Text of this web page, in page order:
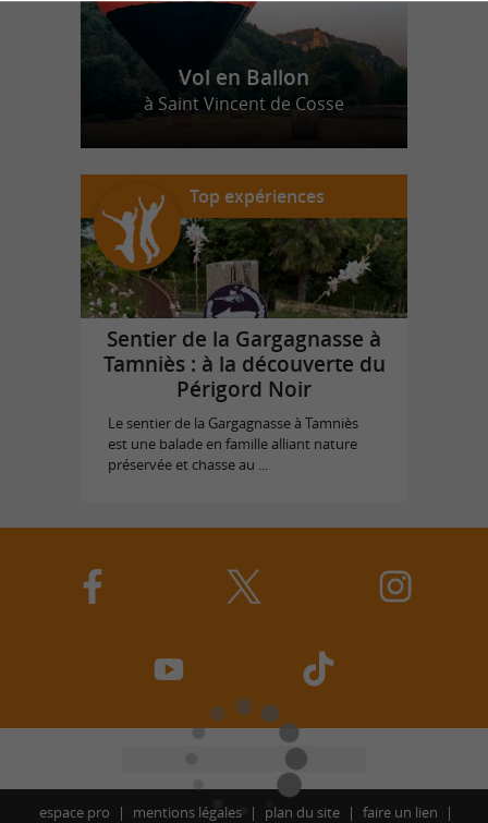
Vol en Ballon
à Saint Vincent de Cosse
Top expériences
Sentier de la Gargagnasse à
Tamniès : à la découverte du
Périgord Noir
Le sentier de la Gargagnasse à Tamniès
est une balade en famille alliant nature
préservée et chasse au ...
espace pro mentions légales plan du site faire un lien